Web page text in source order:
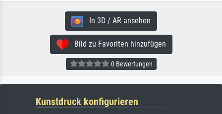
In 3D / AR ansehen
Bild zu Favoriten hinzufügen
0 Bewertungen
Kunstdruck konfigurieren